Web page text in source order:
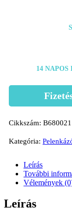
14
Cikkszám: B680021
Kategória:
Leírás
További
Vélemények
Leírás